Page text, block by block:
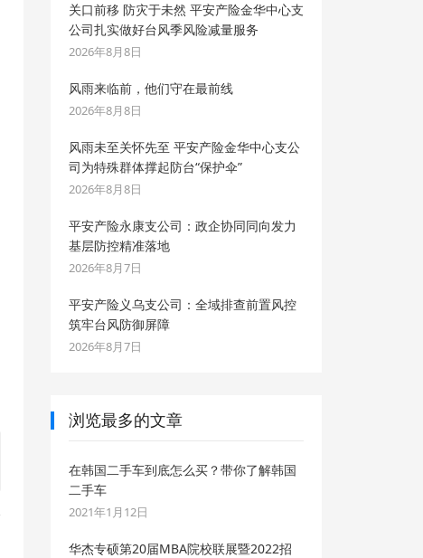
关口前移 防灾于未然 平安产险金华中心支
公司扎实做好台风季风险减量服务
2026年8月8日
风雨来临前，他们守在最前线
2026年8月8日
风雨未至关怀先至 平安产险金华中心支公
司为特殊群体撑起防台“保护伞”
2026年8月8日
平安产险永康支公司：政企协同同向发力
基层防控精准落地
2026年8月7日
平安产险义乌支公司：全域排查前置风控
筑牢台风防御屏障
2026年8月7日
浏览最多的文章
在韩国二手车到底怎么买？带你了解韩国
二手车
2021年1月12日
华杰专硕第20届MBA院校联展暨2022招